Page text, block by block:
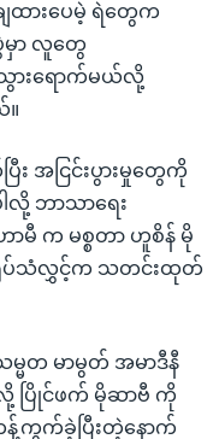
ထားပေမဲ့ ရဲတွေက
ပွဲမှာ လူတွေ
ားရောက်မယ်လို့
။
အငြင်းပွားမှုတွေကို
လို့ ဘာသာရေး
မီ က မစ္စတာ ဟူစိန် မို
င် ရုပ်သံလွှင့်က သတင်းထုတ်
မတ မာမွတ် အမာဒီနီ
ပြိုင်ဖက် မိုဆာဗီ ကို
ကွက်ခဲ့ပြီးတဲ့နောက်